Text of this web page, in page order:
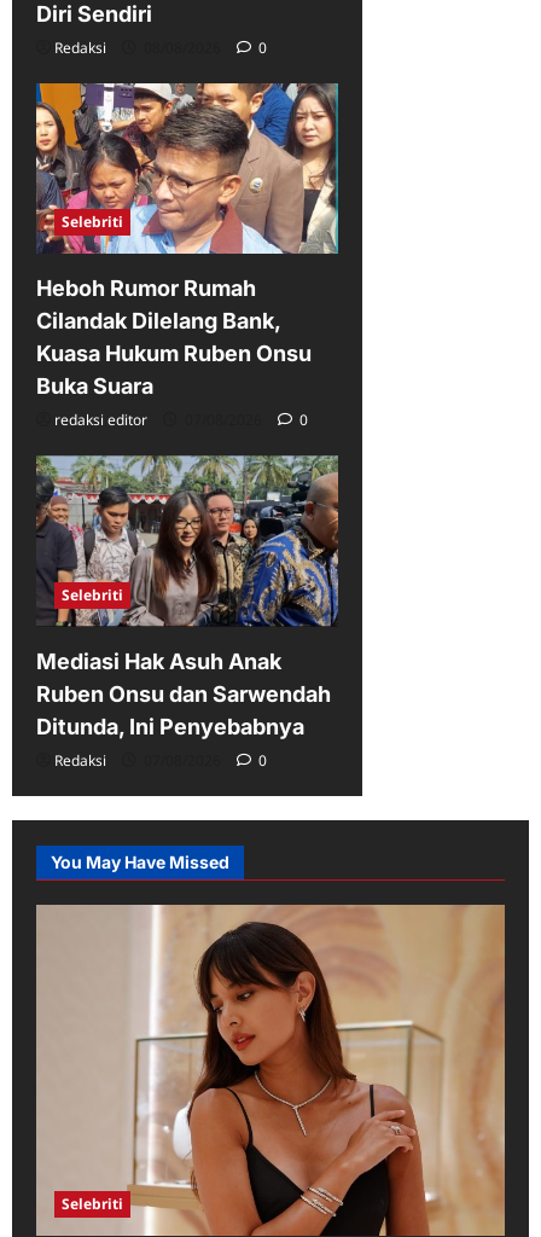
Diri Sendiri
Redaksi 0
Selebriti
Heboh Rumor Rumah
Cilandak Dilelang Bank,
Kuasa Hukum Ruben Onsu
Buka Suara
redaksi editor 0
Selebriti
Mediasi Hak Asuh Anak
Ruben Onsu dan Sarwendah
Ditunda, Ini Penyebabnya
Redaksi 0
You May Have Missed
Selebriti